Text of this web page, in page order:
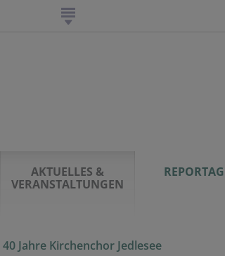
AKTUELLES &
VERANSTALTUNGEN
40 Jahre Kirchenchor Jedlesee